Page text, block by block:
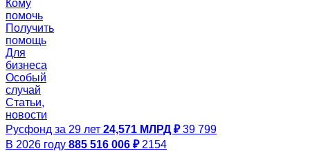
Кому
помочь
Получить
помощь
Для
бизнеса
Особый
случай
Статьи,
новости
Русфонд за 29 лет 24,571 МЛРД ₽ 39 799
В 2026 году 885 516 006 ₽ 2154